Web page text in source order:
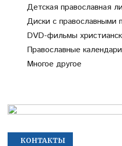
Детская православная
Диски с православными
DVD-фильмы
Православные
Многое другое
КОНТАКТЫ